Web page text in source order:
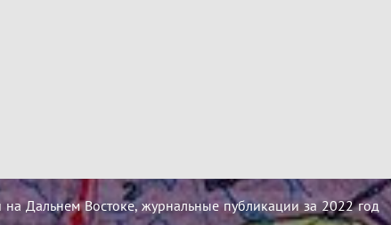
Дальнем Востоке, журнальные публикации за 2022 год